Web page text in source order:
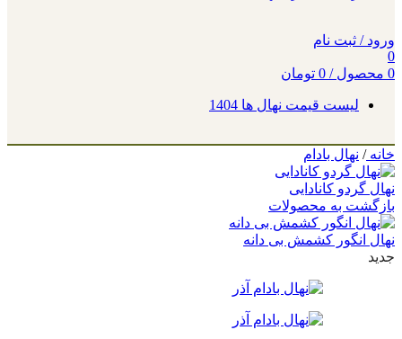
ورود / ثبت نام
0
0 محصول /
0 تومان
لیست قیمت نهال ها 1404
خانه/ نهال بادام
نهال گردو کانادایی
بازگشت به محصولات
نهال انگور کشمش بی دانه
جدید